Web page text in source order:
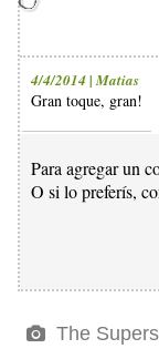
4/4/2014 | Matias
Gran toque, gran!
Para agregar un
O si lo preferís,
The